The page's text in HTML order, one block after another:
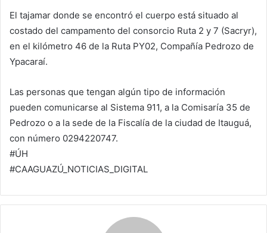
El tajamar donde se encontró el cuerpo está situado al
costado del campamento del consorcio Ruta 2 y 7 (Sacryr),
en el kilómetro 46 de la Ruta PY02, Compañía Pedrozo de
Ypacaraí.
Las personas que tengan algún tipo de información
pueden comunicarse al Sistema 911, a la Comisaría 35 de
Pedrozo o a la sede de la Fiscalía de la ciudad de Itauguá,
con número 0294220747.
#ÚH
#CAAGUAZÚ_NOTICIAS_DIGITAL